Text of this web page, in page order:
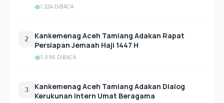
1,224 DIBACA
2
Kankemenag Aceh Tamiang Adakan Rapat
Persiapan Jemaah Haji 1447 H
1,096 DIBACA
3
Kankemenag Aceh Tamiang Adakan Dialog
Kerukunan Intern Umat Beragama